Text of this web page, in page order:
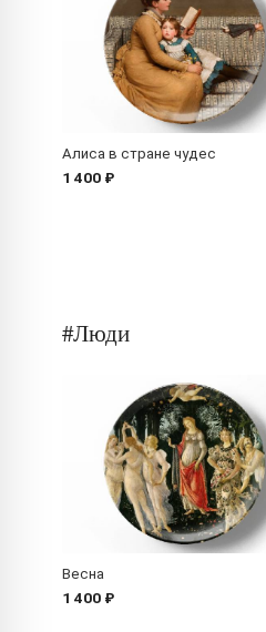
Алиса в стране чудес
1 400 ₽
#Люди
Весна
1 400 ₽